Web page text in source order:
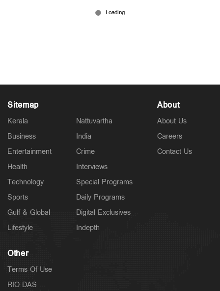
Latest
സ്പെഷല്‍ ക്ലാസുകള്‍ക്ക് അവധി
1 hour ago
Sitemap
Kerala
Business
Entertainment
Health
Technology
Sports
Gulf & Global
Lifestyle
Nattuvartha
India
Crime
Interviews
Special Programs
Daily Programs
Digital Exclusives
Indepth
About
About Us
Careers
Contact Us
Other
Terms Of Use
RIO DAS